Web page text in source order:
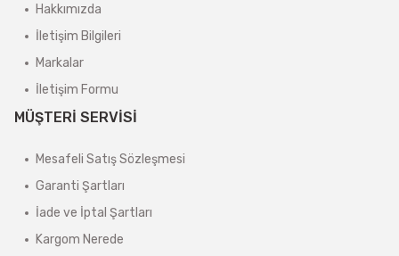
Hakkımızda
İletişim Bilgileri
Markalar
İletişim Formu
MÜŞTERİ SERVİSİ
Mesafeli Satış Sözleşmesi
Garanti Şartları
İade ve İptal Şartları
Kargom Nerede